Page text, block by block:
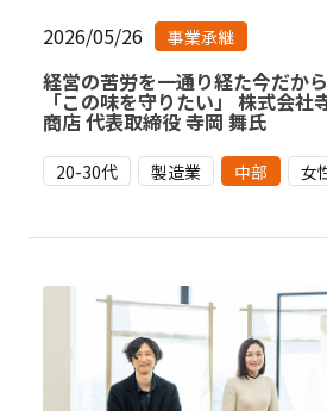
2026/05/26 事業承継
経営の苦労を一通り経た今だか
「この味を守りたい」 株式会
商店 代表取締役 寺岡 舞氏
20-30代 製造業 中部 女